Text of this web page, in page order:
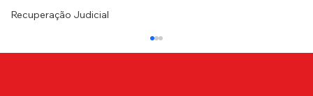
Recuperação Judicial